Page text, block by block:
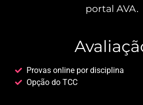
portal AVA.
Provas online por disciplina
Opção do TCC